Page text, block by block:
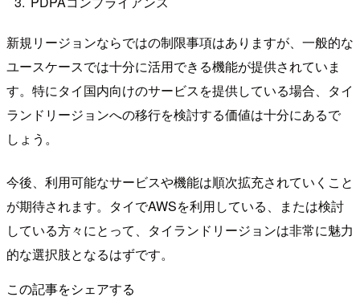
新規リージョンならではの制限事項はありますが、一般的な
ユースケースでは十分に活用できる機能が提供されていま
す。特にタイ国内向けのサービスを提供している場合、タイ
ランドリージョンへの移行を検討する価値は十分にあるで
しょう。
今後、利用可能なサービスや機能は順次拡充されていくこと
が期待されます。タイでAWSを利用している、または検討
している方々にとって、タイランドリージョンは非常に魅力
的な選択肢となるはずです。
この記事をシェアする